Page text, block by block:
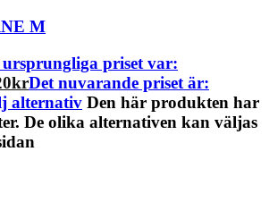
M
ursprungliga priset var:
krDet nuvarande priset är:
alternativ Den här produkten har
De olika alternativen kan väljas